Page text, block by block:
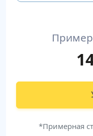
*Примерная